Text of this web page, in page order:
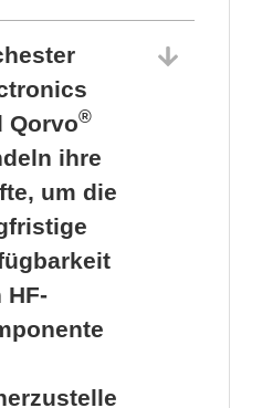
Qorvo®
ihre
um die
HF-